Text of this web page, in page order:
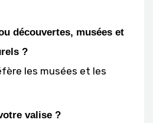
découvertes, musées et
?
les musées et les
valise ?